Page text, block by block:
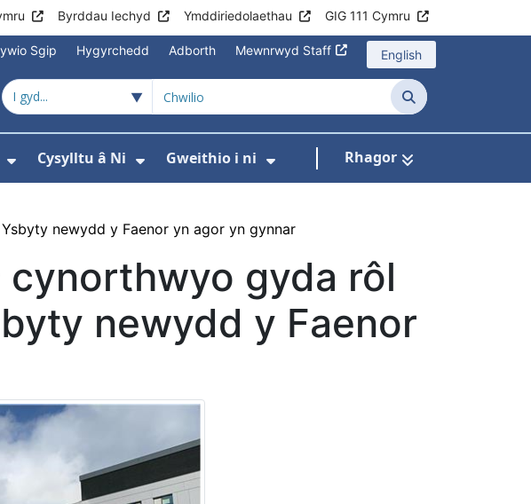
Byrddau Iechyd Ymddiriedolaethau GIG 111 Cymru
Sgip Hygyrchedd Adborth Mewnrwyd Staff English
Chwilio
Cysylltu â Ni Gweithio i ni Rhagor
newydd y Faenor yn agor yn gynnar
cynorthwyo gyda rôl
newydd y Faenor